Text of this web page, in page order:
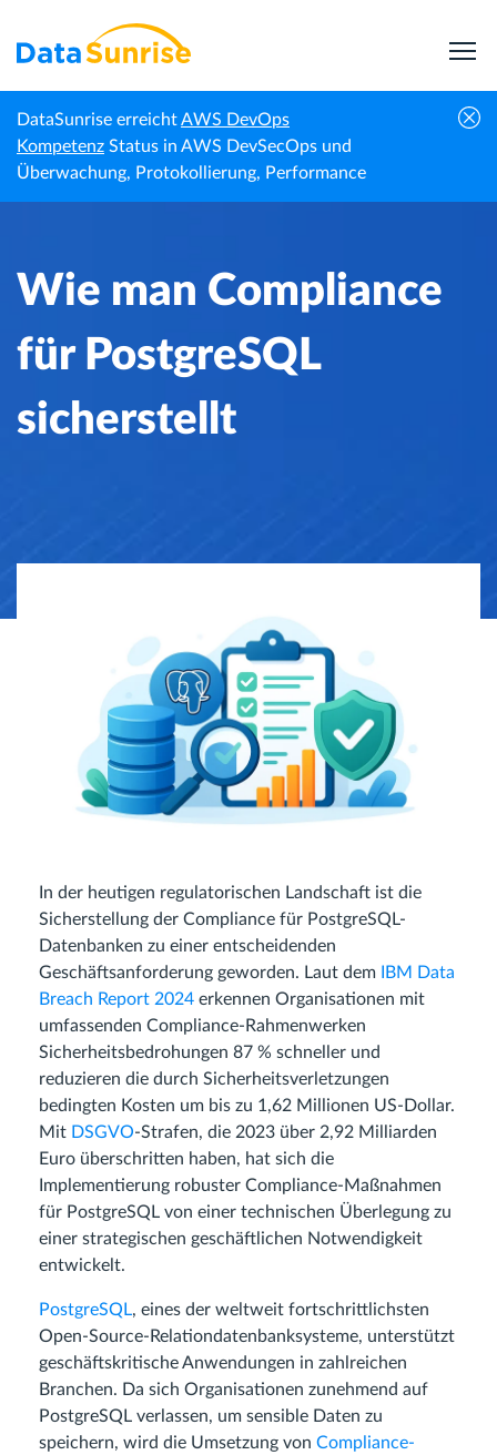
DataSunrise erreichtAWS DevOps
Kompetenz Status in AWS DevSecOps und
Überwachung, Protokollierung, Performance
Startseite Wissenszentrum
Wie man Compliance für PostgreSQL
sicherstellt
Wie man Compliance
für PostgreSQL
sicherstellt
In der heutigen regulatorischen Landschaft ist die
Sicherstellung der Compliance für PostgreSQL-
Datenbanken zu einer entscheidenden
Geschäftsanforderung geworden. Laut dem
IBM Data
Breach Report 2024 erkennen Organisationen mit
umfassenden Compliance-Rahmenwerken
Sicherheitsbedrohungen 87 % schneller und
reduzieren die durch Sicherheitsverletzungen
bedingten Kosten um bis zu 1,62 Millionen US-Dollar.
Mit DSGVO-Strafen, die 2023 über 2,92 Milliarden
Euro überschritten haben, hat sich die
Implementierung robuster Compliance-Maßnahmen
für PostgreSQL von einer technischen Überlegung zu
einer strategischen geschäftlichen Notwendigkeit
entwickelt.
PostgreSQL, eines der weltweit fortschrittlichsten
Open-Source-Relationdatenbanksysteme, unterstützt
geschäftskritische Anwendungen in zahlreichen
Branchen. Da sich Organisationen zunehmend auf
PostgreSQL verlassen, um sensible Daten zu
speichern, wird die Umsetzung von Compliance-